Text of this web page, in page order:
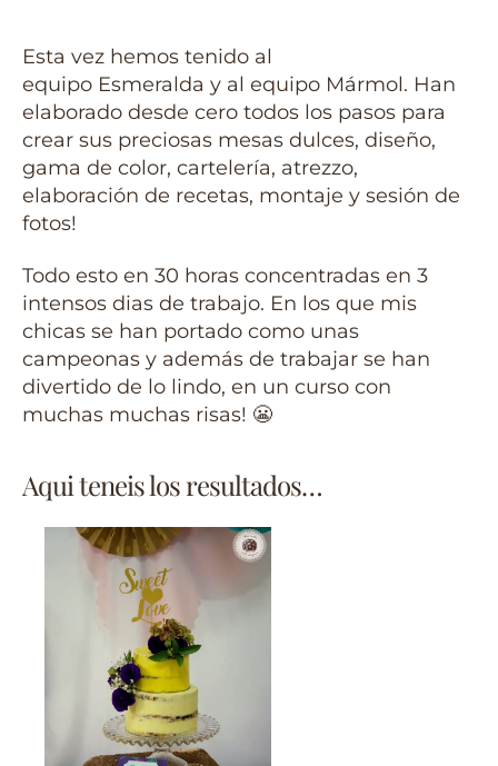
Esta vez hemos tenido al
equipo Esmeralda y al equipo Mármol. Han
elaborado desde cero todos los pasos para
crear sus preciosas mesas dulces, diseño,
gama de color, cartelería, atrezzo,
elaboración de recetas, montaje y sesión de
fotos!
Todo esto en 30 horas concentradas en 3
intensos dias de trabajo. En los que mis
chicas se han portado como unas
campeonas y además de trabajar se han
divertido de lo lindo, en un curso con
muchas muchas risas! 😬
Aqui teneis los resultados…